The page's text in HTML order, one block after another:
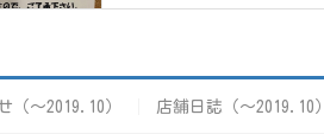
（〜2019.10） 店舗日誌（〜2019.10）